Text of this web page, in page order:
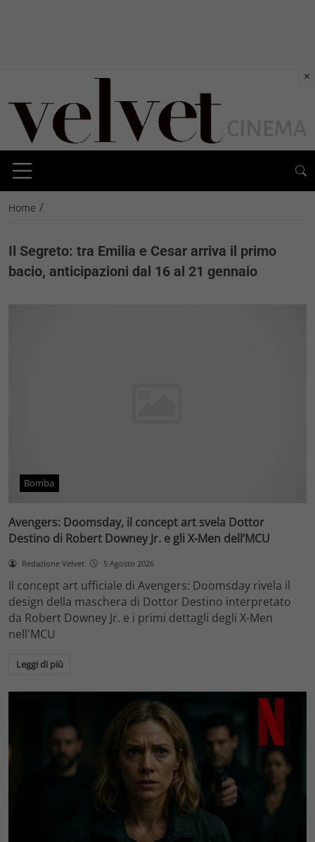
Home /
Il Segreto: tra Emilia e Cesar arriva il primo
bacio, anticipazioni dal 16 al 21 gennaio
Bomba
Avengers: Doomsday, il concept art svela Dottor
Destino di Robert Downey Jr. e gli X-Men dell’MCU
Redazione Velvet 5 Agosto 2026
Il concept art ufficiale di Avengers: Doomsday rivela il
design della maschera di Dottor Destino interpretato
da Robert Downey Jr. e i primi dettagli degli X-Men
nell'MCU
Leggi di più
×